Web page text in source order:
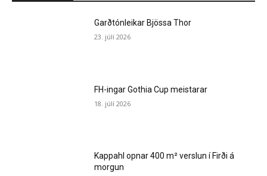
Garðtónleikar Bjössa Thor
23. júlí 2026
FH-ingar Gothia Cup meistarar
18. júlí 2026
Kappahl opnar 400 m² verslun í Firði á
morgun